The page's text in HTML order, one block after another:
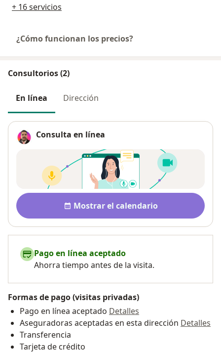
+ 16 servicios
¿Cómo funcionan los precios?
Consultorios (2)
En línea Dirección
Consulta en línea
Disponibilidad
Mostrar el calendario
Pago en línea aceptado
Ahorra tiempo antes de la visita.
Formas de pago (visitas privadas)
Pago en línea aceptado Detalles
Aseguradoras aceptadas en esta dirección Detalles
Transferencia
Tarjeta de crédito